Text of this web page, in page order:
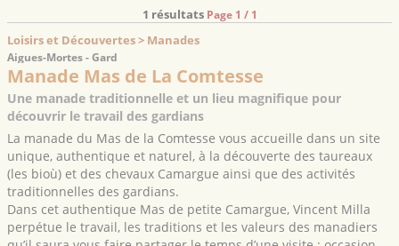
1 résultats Page 1 / 1
Loisirs et Découvertes > Manades
Aigues-Mortes - Gard
Manade Mas de La Comtesse
Une manade traditionnelle et un lieu magnifique pour
découvrir le travail des gardians
La manade du Mas de la Comtesse vous accueille dans un site
unique, authentique et naturel, à la découverte des taureaux
(les bioù) et des chevaux Camargue ainsi que des activités
traditionnelles des gardians.
Dans cet authentique Mas de petite Camargue, Vincent Milla
perpétue le travail, les traditions et les valeurs des manadiers